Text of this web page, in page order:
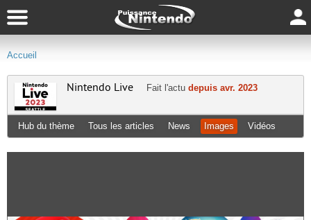
Accueil
Nintendo Live Fait l'actu depuis avr. 2023
Hub du thème Tous les articles News Images Vidéos